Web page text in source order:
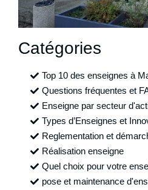
Catégories
Top 10 des enseignes à
Questions fréquentes et
Enseigne par secteur
Types d’Enseignes et
Reglementation et
Réalisation enseigne
Quel choix pour votre
pose et maintenance